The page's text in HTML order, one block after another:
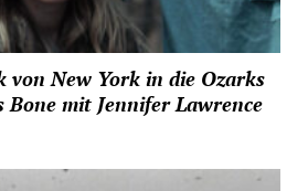
von New York in die Ozarks
Bone mit Jennifer Lawrence